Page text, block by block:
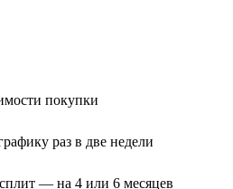
покупки
раз в две недели
— на 4 или 6 месяцев